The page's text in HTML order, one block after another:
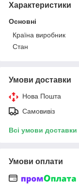
Характеристики
Основні
Країна виробник
Стан
Умови доставки
Нова Пошта
Самовивіз
Всі умови доставки
Умови оплати